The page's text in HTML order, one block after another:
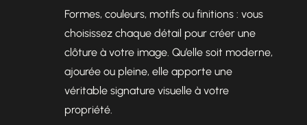
Formes, couleurs, motifs ou finitions : vous
choisissez chaque détail pour créer une
clôture à votre image. Qu’elle soit moderne,
ajourée ou pleine, elle apporte une
véritable signature visuelle à votre
propriété.